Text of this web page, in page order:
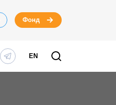
Фонд
EN